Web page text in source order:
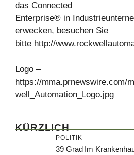
das Connected
Enterprise® in
erwecken, besuchen Sie
bitte http://
Logo –
https://mma.prnewswire.com/
well_Automation_Logo.jpg
KÜRZLICH
POLITIK
39 Grad Im